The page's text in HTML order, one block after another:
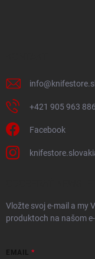
info@
+421 905 963 886
Facebook
Vložte svoj e-mail a my
produktoch na našom
EMAIL